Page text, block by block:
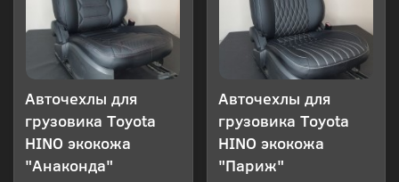
Авточехлы для
грузовика Toyota
HINO экокожа
"Анаконда"
Авточехлы для
грузовика Toyota
HINO экокожа
"Париж"